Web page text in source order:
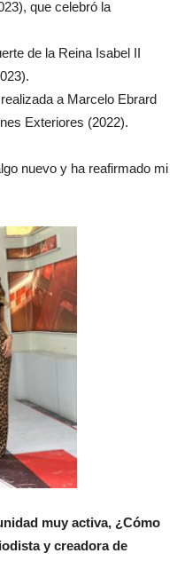
que celebró la
de la Reina Isabel II
a Marcelo Ebrard
Exteriores (2022).
nuevo y ha reafirmado mi
muy activa, ¿Cómo
y creadora de